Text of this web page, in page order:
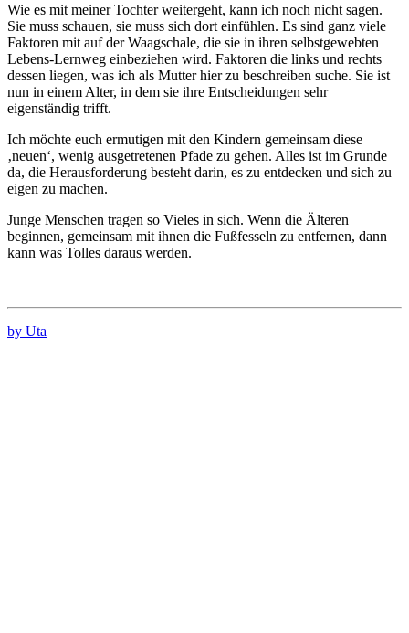
Wie es mit meiner Tochter weitergeht, kann ich noch nicht sagen.
Sie muss schauen, sie muss sich dort einfühlen. Es sind ganz viele
Faktoren mit auf der Waagschale, die sie in ihren selbstgewebten
Lebens-Lernweg einbeziehen wird. Faktoren die links und rechts
dessen liegen, was ich als Mutter hier zu beschreiben suche. Sie ist
nun in einem Alter, in dem sie ihre Entscheidungen sehr
eigenständig trifft.
Ich möchte euch ermutigen mit den Kindern gemeinsam diese
‚neuen‘, wenig ausgetretenen Pfade zu gehen. Alles ist im Grunde
da, die Herausforderung besteht darin, es zu entdecken und sich zu
eigen zu machen.
Junge Menschen tragen so Vieles in sich. Wenn die Älteren
beginnen, gemeinsam mit ihnen die Fußfesseln zu entfernen, dann
kann was Tolles daraus werden.
by Uta